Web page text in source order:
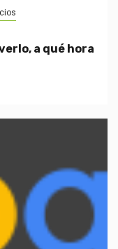
a qué hora